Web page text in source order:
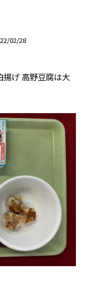
02/28
揚げ 高野豆腐は大